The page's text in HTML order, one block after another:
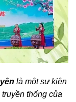
là một sự kiện
thống của